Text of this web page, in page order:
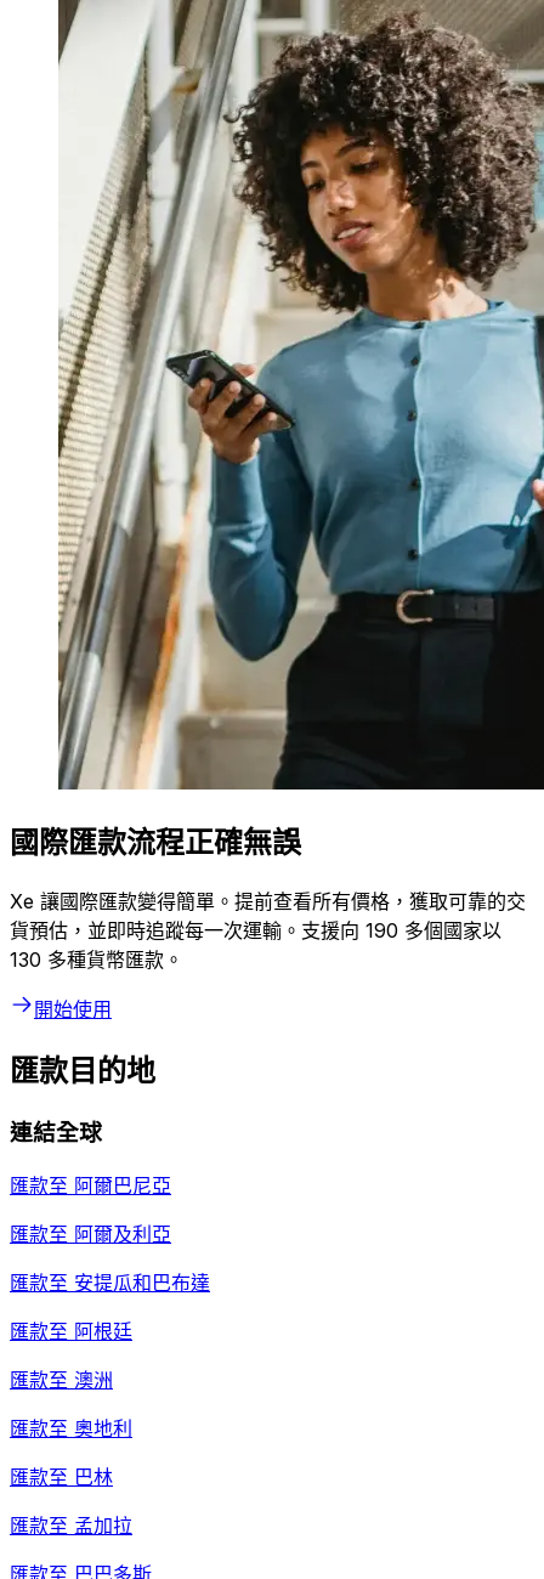
國際匯款流程正確無誤
Xe 讓國際匯款變得簡單。提前查看所有價格，獲取可靠的交
貨預估，並即時追蹤每一次運輸。支援向 190 多個國家以
130 多種貨幣匯款。
開始使用
匯款目的地
連結全球
匯款至 阿爾巴尼亞
匯款至 阿爾及利亞
匯款至 安提瓜和巴布達
匯款至 阿根廷
匯款至 澳洲
匯款至 奧地利
匯款至 巴林
匯款至 孟加拉
匯款至 巴巴多斯